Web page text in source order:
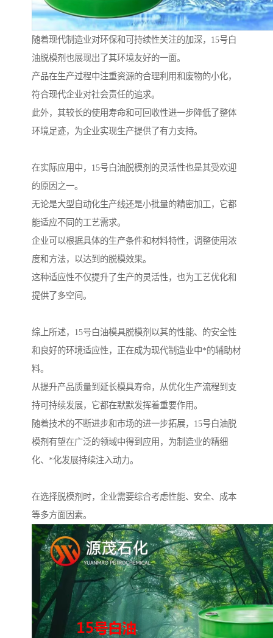
随着现代制造业对环保和可持续性关注的加深，15号白
油脱模剂也展现出了其环境友好的一面。
产品在生产过程中注重资源的合理利用和废物的小化，
符合现代企业对社会责任的追求。
此外，其较长的使用寿命和可回收性进一步降低了整体
环境足迹，为企业实现生产提供了有力支持。
在实际应用中，15号白油脱模剂的灵活性也是其受欢迎
的原因之一。
无论是大型自动化生产线还是小批量的精密加工，它都
能适应不同的工艺需求。
企业可以根据具体的生产条件和材料特性，调整使用浓
度和方法，以达到的脱模效果。
这种适应性不仅提升了生产的灵活性，也为工艺优化和
提供了多空间。
综上所述，15号白油模具脱模剂以其的性能、的安全性
和良好的环境适应性，正在成为现代制造业中*的辅助材
料。
从提升产品质量到延长模具寿命，从优化生产流程到支
持可持续发展，它都在默默发挥着重要作用。
随着技术的不断进步和市场的进一步拓展，15号白油脱
模剂有望在广泛的领域中得到应用，为制造业的精细
化、*化发展持续注入动力。
在选择脱模剂时，企业需要综合考虑性能、安全、成本
等多方面因素。